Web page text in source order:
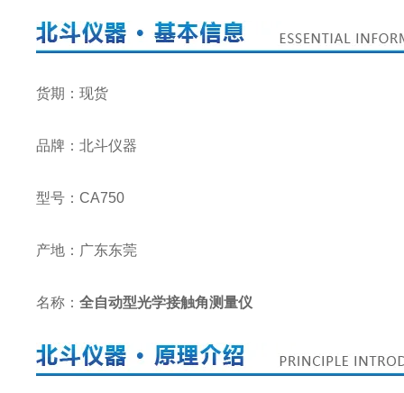
货期：现货
品牌：北斗仪器
型号：CA750
产地：广东东莞
名称： 全自动型光学接触角测量仪